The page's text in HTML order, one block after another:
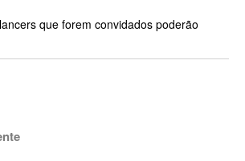
que forem convidados poderão